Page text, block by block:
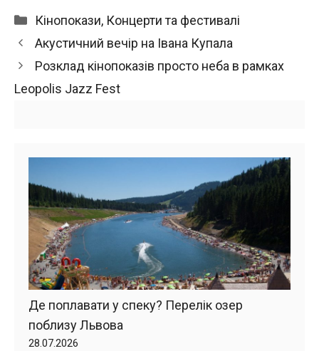
Категорії
Кінопокази, Концерти та фестивалі
Акустичний вечір на Івана Купала
Розклад кінопоказів просто неба в рамках
Leopolis Jazz Fest
Де поплавати у спеку? Перелік озер
поблизу Львова
28.07.2026